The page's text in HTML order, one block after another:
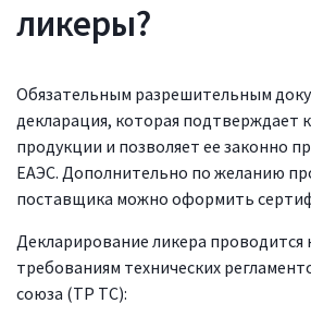
ликеры?
Обязательным разрешительным
декларация, которая подтверждает
продукции и позволяет ее законно
ЕАЭС. Дополнительно по желанию
поставщика можно оформить
Декларирование ликера проводится
требованиям технических
союза (ТР ТС):